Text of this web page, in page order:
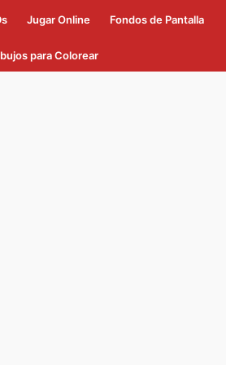
Jugar Online Fondos de Pantalla
para Colorear